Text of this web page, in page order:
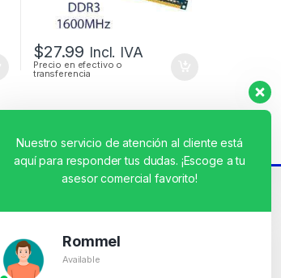
$27.99 Incl. IVA
Precio en efectivo o
transferencia
Nuestro servicio de atención al cliente está
aquí para responder tus dudas. ¡Escoge a tu
asesor comercial favorito!
Rommel
Available